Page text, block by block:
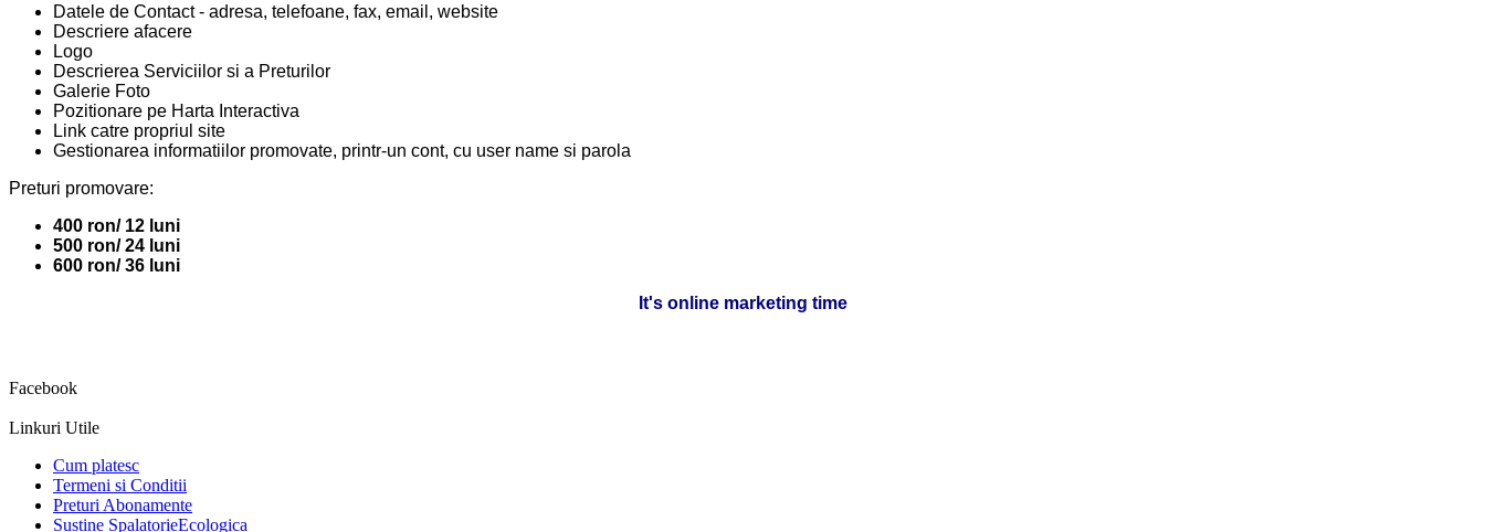
Datele de Contact - adresa, telefoane, fax, email, website
Descriere afacere
Logo
Descrierea Serviciilor si a Preturilor
Galerie Foto
Pozitionare pe Harta Interactiva
Link catre propriul site
Gestionarea informatiilor promovate, printr-un cont, cu user name si parola
Preturi promovare:
400 ron/ 12 luni
500 ron/ 24 luni
600 ron/ 36 luni
It's online marketing time
Facebook
Linkuri Utile
Cum platesc
Termeni si Conditii
Preturi Abonamente
Sustine SpalatorieEcologica